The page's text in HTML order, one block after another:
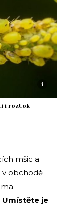
i
i roztok
mšic a
v obchodě
Umístěte je